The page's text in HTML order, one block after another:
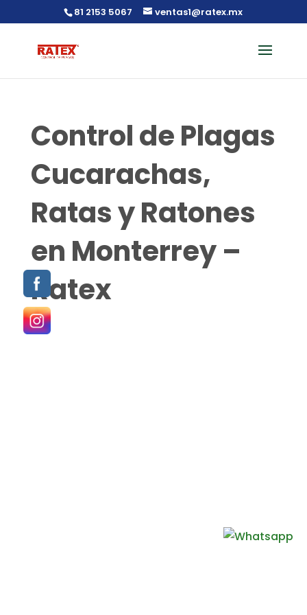
81 2153 5067 ventas1@ratex.mx
Control de Plagas
Cucarachas,
Ratas y Ratones
en Monterrey –
Ratex